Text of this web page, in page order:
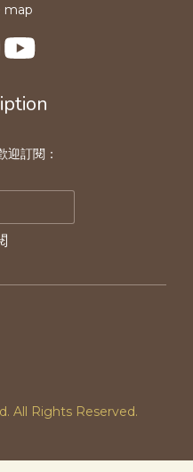
map
迎訂閱：
All Rights Reserved.